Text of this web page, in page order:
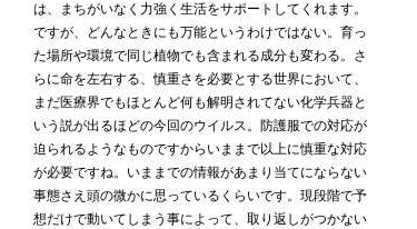
は、まちがいなく力強く生活をサポートしてくれます。
ですが、どんなときにも万能というわけではない。育っ
た場所や環境で同じ植物でも含まれる成分も変わる。さ
らに命を左右する、慎重さを必要とする世界において、
まだ医療界でもほとんど何も解明されてない化学兵器と
いう説が出るほどの今回のウイルス。防護服での対応が
迫られるようなものですからいままで以上に慎重な対応
が必要ですね。いままでの情報があまり当てにならない
事態さえ頭の微かに思っているくらいです。現段階で予
想だけで動いてしまう事によって、取り返しがつかない